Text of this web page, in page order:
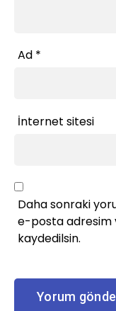
Ad *
İnternet sitesi
Daha sonraki
e-posta adresim
kaydedilsin.